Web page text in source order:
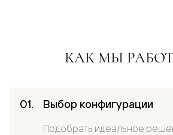
КАК МЫ
Выбор конфигурации
Подобрать идеальное